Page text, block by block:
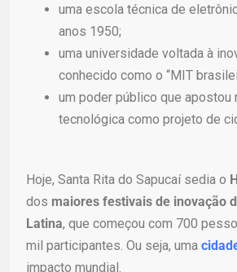
uma escola técnica de
anos 1950;
uma universidade voltada à
conhecido como o “MIT
um poder público que apostou
tecnológica como projeto de
Hoje, Santa Rita do Sapucaí sedia o
dos maiores festivais de inovação
Latina, que começou com 700
mil participantes. Ou seja, uma
impacto mundial.